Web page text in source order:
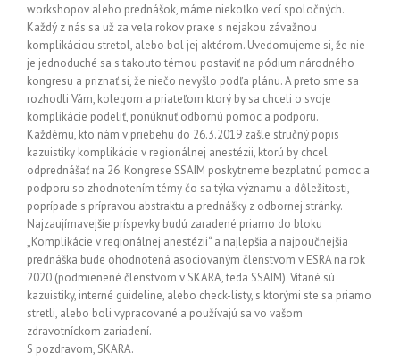
workshopov alebo prednášok, máme niekoľko vecí spoločných.
Každý z nás sa už za veľa rokov praxe s nejakou závažnou
komplikáciou stretol, alebo bol jej aktérom. Uvedomujeme si, že nie
je jednoduché sa s takouto témou postaviť na pódium národného
kongresu a priznať si, že niečo nevyšlo podľa plánu. A preto sme sa
rozhodli Vám, kolegom a priateľom ktorý by sa chceli o svoje
komplikácie podeliť, ponúknuť odbornú pomoc a podporu.
Každému, kto nám v priebehu do 26.3.2019 zašle stručný popis
kazuistiky komplikácie v regionálnej anestézii, ktorú by chcel
odprednášať na 26. Kongrese SSAIM poskytneme bezplatnú pomoc a
podporu so zhodnotením témy čo sa týka významu a dôležitosti,
poprípade s prípravou abstraktu a prednášky z odbornej stránky.
Najzaujímavejšie príspevky budú zaradené priamo do bloku
„Komplikácie v regionálnej anestézii“ a najlepšia a najpoučnejšia
prednáška bude ohodnotená asociovaným členstvom v ESRA na rok
2020 (podmienené členstvom v SKARA, teda SSAIM). Vítané sú
kazuistiky, interné guideline, alebo check-listy, s ktorými ste sa priamo
stretli, alebo boli vypracované a používajú sa vo vašom
zdravotníckom zariadení.
S pozdravom, SKARA.